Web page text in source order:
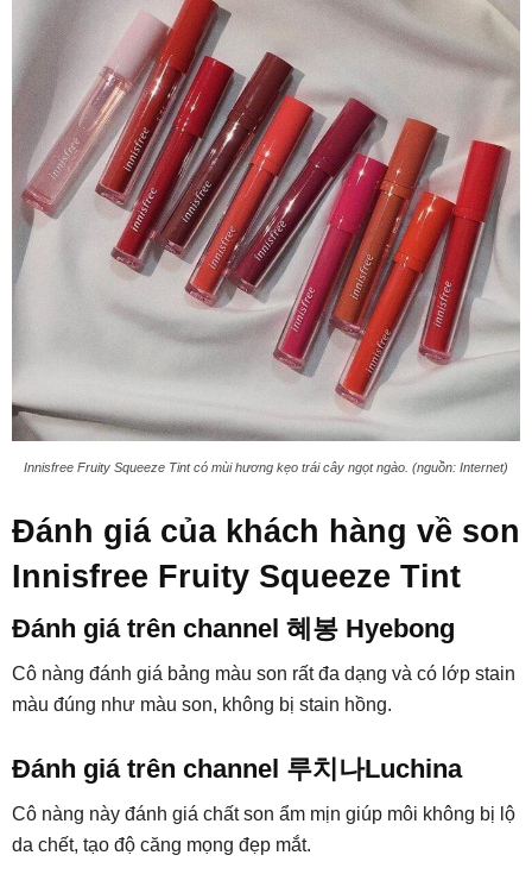
Innisfree Fruity Squeeze Tint có mùi hương kẹo trái cây ngọt ngào. (nguồn: Internet)
Đánh giá của khách hàng về son
Innisfree Fruity Squeeze Tint
Đánh giá trên channel 혜봉 Hyebong
Cô nàng đánh giá bảng màu son rất đa dạng và có lớp stain
màu đúng như màu son, không bị stain hồng.
Đánh giá trên channel 루치나Luchina
Cô nàng này đánh giá chất son ẩm mịn giúp môi không bị lộ
da chết, tạo độ căng mọng đẹp mắt.